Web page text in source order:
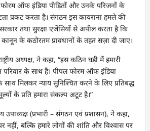
ऑफ इंडिया पीड़ितों और उनके परिजनों के
प्रकट करता है। संगठन इस कायराना हमले की
तथा सुरक्षा एजेंसियों से अपील करता है कि
के कठोरतम प्रावधानों के तहत सज़ा दी जाए।
अध्यक्ष, ने कहा, “इस कठिन घड़ी में हमारी
परिवार के साथ हैं। पीपल फोरम ऑफ इंडिया
मिलकर न्याय सुनिश्चित करने के लिए प्रतिबद्ध
के प्रति हमारा संकल्प अटूट है।”
उपाध्यक्ष (प्रभारी – संगठन एवं प्रशासन), ने कहा,
नहीं, बल्कि हमारे लोगों की शांति और विश्वास पर